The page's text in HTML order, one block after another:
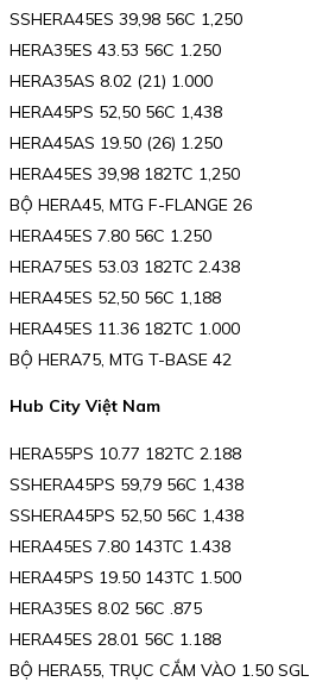
SSHERA45ES 39,98 56C 1,250
HERA35ES 43.53 56C 1.250
HERA35AS 8.02 (21) 1.000
HERA45PS 52,50 56C 1,438
HERA45AS 19.50 (26) 1.250
HERA45ES 39,98 182TC 1,250
BỘ HERA45, MTG F-FLANGE 26
HERA45ES 7.80 56C 1.250
HERA75ES 53.03 182TC 2.438
HERA45ES 52,50 56C 1,188
HERA45ES 11.36 182TC 1.000
BỘ HERA75, MTG T-BASE 42
Hub City Việt Nam
HERA55PS 10.77 182TC 2.188
SSHERA45PS 59,79 56C 1,438
SSHERA45PS 52,50 56C 1,438
HERA45ES 7.80 143TC 1.438
HERA45PS 19.50 143TC 1.500
HERA35ES 8.02 56C .875
HERA45ES 28.01 56C 1.188
BỘ HERA55, TRỤC CẮM VÀO 1.50 SGL